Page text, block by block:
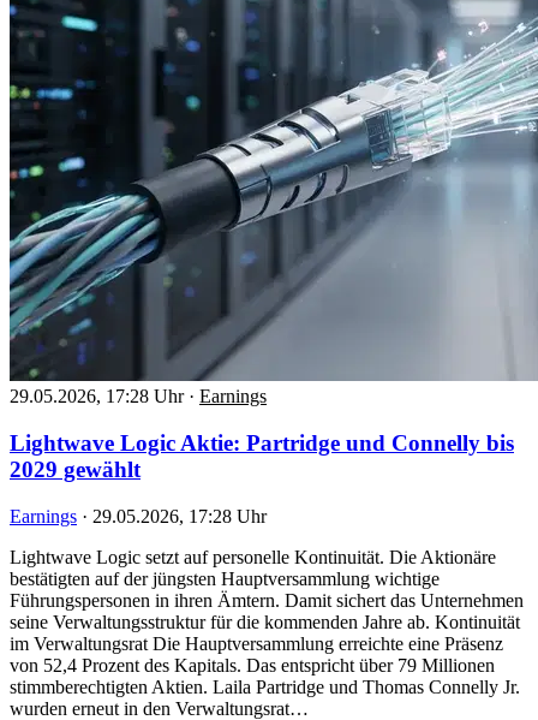
29.05.2026, 17:28 Uhr · Earnings
Lightwave Logic Aktie: Partridge und Connelly bis
2029 gewählt
Earnings · 29.05.2026, 17:28 Uhr
Lightwave Logic setzt auf personelle Kontinuität. Die Aktionäre
bestätigten auf der jüngsten Hauptversammlung wichtige
Führungspersonen in ihren Ämtern. Damit sichert das Unternehmen
seine Verwaltungsstruktur für die kommenden Jahre ab. Kontinuität
im Verwaltungsrat Die Hauptversammlung erreichte eine Präsenz
von 52,4 Prozent des Kapitals. Das entspricht über 79 Millionen
stimmberechtigten Aktien. Laila Partridge und Thomas Connelly Jr.
wurden erneut in den Verwaltungsrat…